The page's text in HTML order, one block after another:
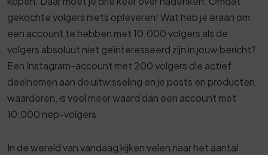
gekochte volgers niets opleveren! Wat heb je eraan om
een ​​account te hebben met 10.000 volgers als de
volgers absoluut niet geïnteresseerd zijn in jouw bericht?
Een Instagram-account met 200 volgers die actief
deelnemen aan de uitwisseling en je posts en producten
waarderen, is veel meer waard dan een account met
10.000 nep-volgers.
In de wereld van vandaag kijken velen naar het aantal